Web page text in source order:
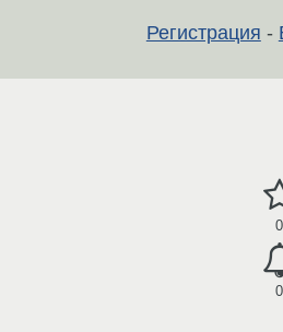
Регистрация -
0
0